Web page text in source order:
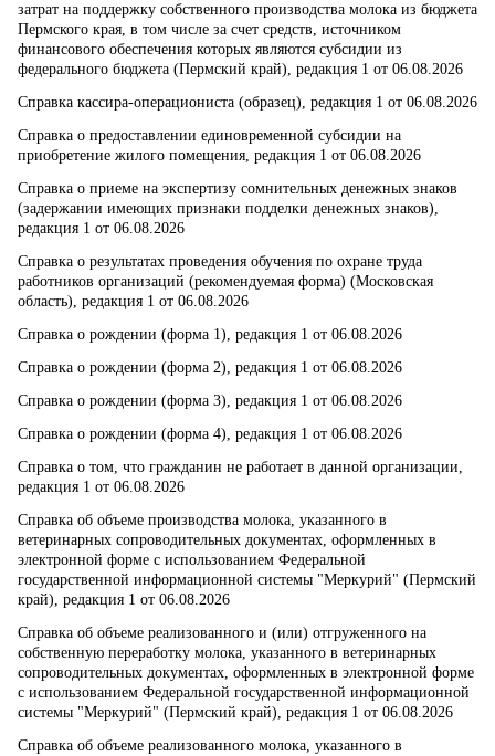
затрат на поддержку собственного производства молока из бюджета
Пермского края, в том числе за счет средств, источником
финансового обеспечения которых являются субсидии из
федерального бюджета (Пермский край), редакция 1 от 06.08.2026
Справка кассира-операциониста (образец), редакция 1 от 06.08.2026
Справка о предоставлении единовременной субсидии на
приобретение жилого помещения, редакция 1 от 06.08.2026
Справка о приеме на экспертизу сомнительных денежных знаков
(задержании имеющих признаки подделки денежных знаков),
редакция 1 от 06.08.2026
Справка о результатах проведения обучения по охране труда
работников организаций (рекомендуемая форма) (Московская
область), редакция 1 от 06.08.2026
Справка о рождении (форма 1), редакция 1 от 06.08.2026
Справка о рождении (форма 2), редакция 1 от 06.08.2026
Справка о рождении (форма 3), редакция 1 от 06.08.2026
Справка о рождении (форма 4), редакция 1 от 06.08.2026
Справка о том, что гражданин не работает в данной организации,
редакция 1 от 06.08.2026
Справка об объеме производства молока, указанного в
ветеринарных сопроводительных документах, оформленных в
электронной форме с использованием Федеральной
государственной информационной системы "Меркурий" (Пермский
край), редакция 1 от 06.08.2026
Справка об объеме реализованного и (или) отгруженного на
собственную переработку молока, указанного в ветеринарных
сопроводительных документах, оформленных в электронной форме
с использованием Федеральной государственной информационной
системы "Меркурий" (Пермский край), редакция 1 от 06.08.2026
Справка об объеме реализованного молока, указанного в